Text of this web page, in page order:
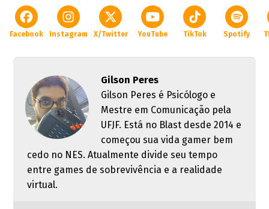
Facebook Instagram X/Twitter YouTube TikTok Spotify
Gilson Peres
Gilson Peres é Psicólogo e
Mestre em Comunicação pela
UFJF. Está no Blast desde 2014 e
começou sua vida gamer bem
cedo no NES. Atualmente divide seu tempo
entre games de sobrevivência e a realidade
virtual.